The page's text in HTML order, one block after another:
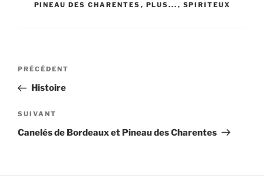
PINEAU DES CHARENTES , PLUS... , SPIRITEUX
Navigation
Article
précédent
PRÉCÉDENT
Histoire
Article
suivant
SUIVANT
Canelés de Bordeaux et Pineau des Charentes